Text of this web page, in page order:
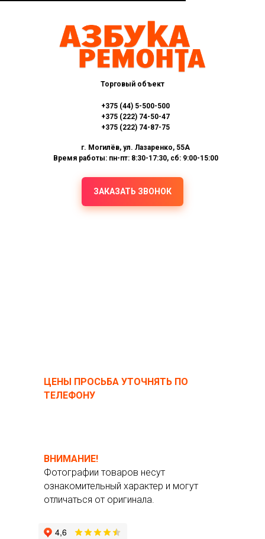
Торговый объект
+375 (44) 5-500-500
+375 (222) 74-50-47
+375 (222) 74-87-75
г. Могилёв, ул. Лазаренко, 55А
Время работы: пн-пт: 8:30-17:30, сб: 9:00-15:00
ЗАКАЗАТЬ ЗВОНОК
ЦЕНЫ ПРОСЬБА УТОЧНЯТЬ ПО
ТЕЛЕФОНУ
ВНИМАНИЕ!
Фотографии товаров несут
ознакомительный характер и могут
отличаться от оригинала.